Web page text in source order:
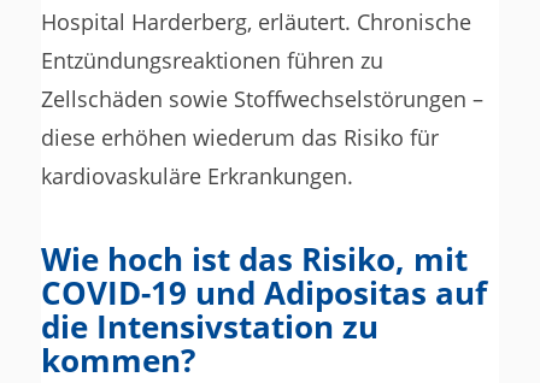
Hospital Harderberg, erläutert. Chronische
Entzündungsreaktionen führen zu
Zellschäden sowie Stoffwechselstörungen –
diese erhöhen wiederum das Risiko für
kardiovaskuläre Erkrankungen.
Wie hoch ist das Risiko, mit
COVID-19 und Adipositas auf
die Intensivstation zu
kommen?